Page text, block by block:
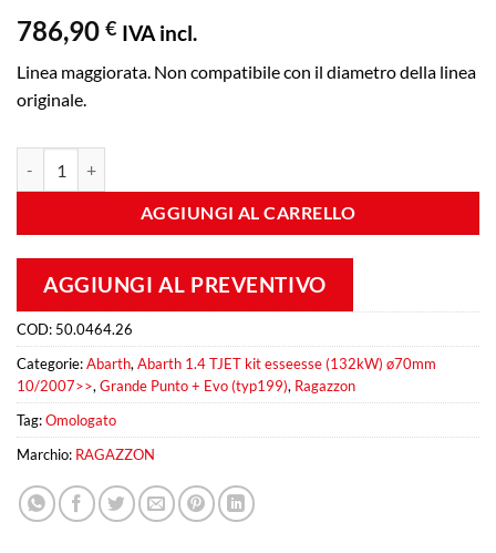
786,90 € IVA incl.
Linea maggiorata. Non compatibile con il diametro della linea
originale.
AGGIUNGI AL CARRELLO
AGGIUNGI AL PREVENTIVO
COD: 50.0464.26
Categorie:Abarth, Abarth 1.4 TJET kit esseesse (132kW) ø70mm
10/2007>>, Grande Punto + Evo (typ199), Ragazzon
Tag:Omologato
Marchio: RAGAZZON